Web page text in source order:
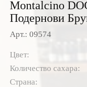
Montalcino
Подернови
Арт.: 09574
Цвет:
Количество сахара:
Страна: